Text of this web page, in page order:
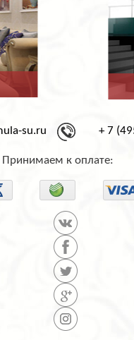
su.ru + 7
Принимаем к оплате: